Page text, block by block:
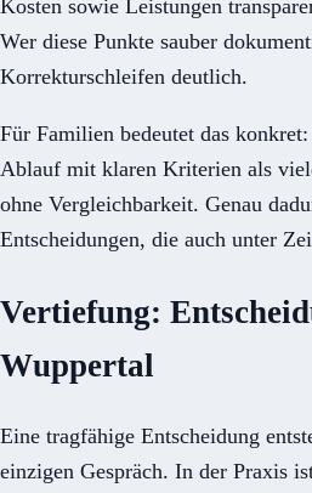
Kosten sowie Leistungen
Wer diese Punkte sauber
Korrekturschleifen deutlich.
Für Familien bedeutet das
Ablauf mit klaren Kriterien als
ohne Vergleichbarkeit. Genau
Entscheidungen, die auch unter
Vertiefung:
Wuppertal
Eine tragfähige Entscheidung
einzigen Gespräch. In der Praxis